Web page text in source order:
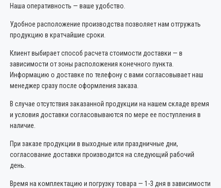
Наша оперативность — ваше удобство.
Удобное расположение производства позволяет нам отгружать
продукцию в кратчайшие сроки.
Клиент выбирает способ расчета стоимости доставки — в
зависимости от зоны расположения конечного пункта.
Информацию о доставке по телефону с вами согласовывает наш
менеджер сразу после оформления заказа.
В случае отсутствия заказанной продукции на нашем складе время
и условия доставки согласовываются по мере ее поступления в
наличие.
При заказе продукции в выходные или праздничные дни,
согласование доставки производится на следующий рабочий
день.
Время на комплектацию и погрузку товара — 1-3 дня в зависимости